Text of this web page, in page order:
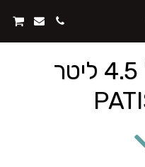
קערת ערבול 4.5 ליטר